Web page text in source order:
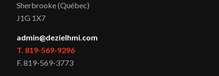
Sherbrooke (Québec)
J1G 1X7
admin@dezielhmi.com
T. 819-569-9296
F. 819-569-3773